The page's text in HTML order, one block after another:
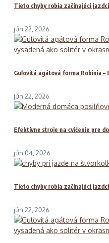
Tieto chyby robia začínajúci
jún 22, 2026
Guľovitá agátová forma Robinia
jún 22, 2026
Efektívne stroje na cvičenie pre
jún 04, 2026
Tieto chyby robia začínajúci
jún 22, 2026